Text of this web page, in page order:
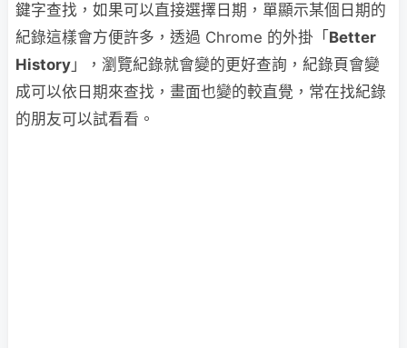
鍵字查找，如果可以直接選擇日期，單顯示某個日期的
紀錄這樣會方便許多，透過 Chrome 的外掛「 Better
History 」，瀏覽紀錄就會變的更好查詢，紀錄頁會變
成可以依日期來查找，畫面也變的較直覺，常在找紀錄
的朋友可以試看看。